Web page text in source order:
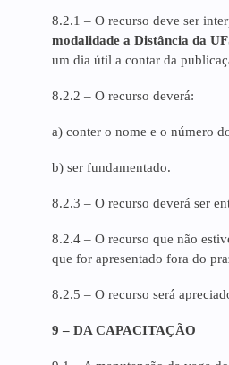
8.2.1 – O recurso deve ser
modalidade a Distância da
um dia útil a contar da
8.2.2 – O recurso deverá:
a) conter o nome e o número
b) ser fundamentado.
8.2.3 – O recurso deverá ser
8.2.4 – O recurso que não
que for apresentado fora do
8.2.5 – O recurso será
9 – DA CAPACITAÇÃO